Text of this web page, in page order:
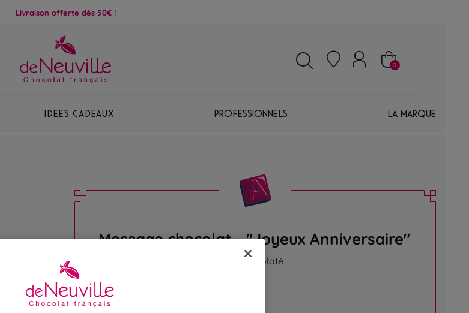
Livraison offerte dès 50€ !
0
Idées Cadeaux Professionnels La marque
Message chocolat - "Joyeux Anniversaire"
Message "Joyeux anniversaire" chocolaté
25,90 €
Poids 150g